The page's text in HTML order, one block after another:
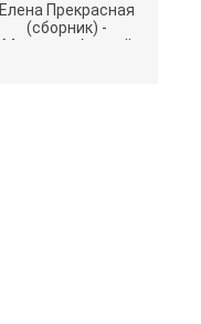
Елена Прекрасная
(сборник) -
Малышев Андрей